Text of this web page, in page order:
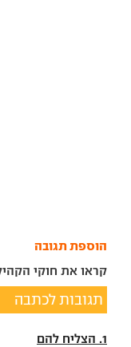
הוספת תגובה
קראו את חוקי
תגובות לכתבה
1. הצליח להם